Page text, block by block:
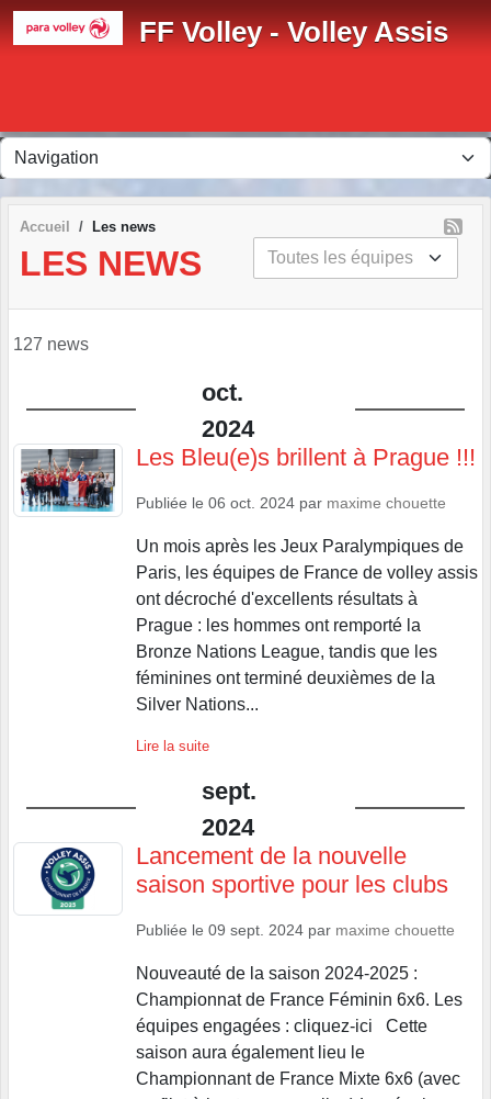
FF Volley - Volley Assis
Accueil Les news
LES NEWS
127 news
oct.
2024
Les Bleu(e)s brillent à Prague !!!
Publiée le 06 oct. 2024 par maxime chouette
Un mois après les Jeux Paralympiques de
Paris, les équipes de France de volley assis
ont décroché d'excellents résultats à
Prague : les hommes ont remporté la
Bronze Nations League, tandis que les
féminines ont terminé deuxièmes de la
Silver Nations...
Lire la suite
sept.
2024
Lancement de la nouvelle
saison sportive pour les clubs
Publiée le 09 sept. 2024 par maxime chouette
Nouveauté de la saison 2024-2025 :
Championnat de France Féminin 6x6. Les
équipes engagées : cliquez-ici Cette
saison aura également lieu le
Championnant de France Mixte 6x6 (avec
Panneau de gestion des cookies